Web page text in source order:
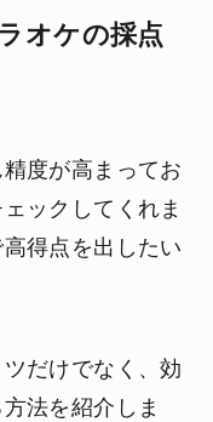
オケの採点
度が高まってお
ックしてくれま
得点を出したい
だけでなく、効
法を紹介しま